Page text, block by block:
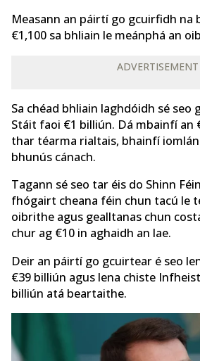
Measann an páirtí go gcuirfidh na
€1,100 sa bhliain le meánphá an
ADVERTISEMENT
Sa chéad bhliain laghdóidh sé seo
Stáit faoi €1 billiún. Dá mbainfí an
thar téarma rialtais, bhainfí
bhunús cánach.
Tagann sé seo tar éis do Shinn
fhógairt cheana féin chun tacú le
oibrithe agus gealltanas chun
chur ag €10 in aghaidh an lae.
Deir an páirtí go gcuirtear é seo
€39 billiún agus lena chiste
billiún atá beartaithe.